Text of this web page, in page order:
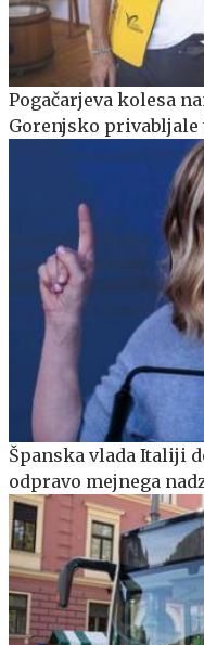
Pogačarjeva kolesa
Gorenjsko privabljale
Španska vlada Italiji
odpravo mejnega